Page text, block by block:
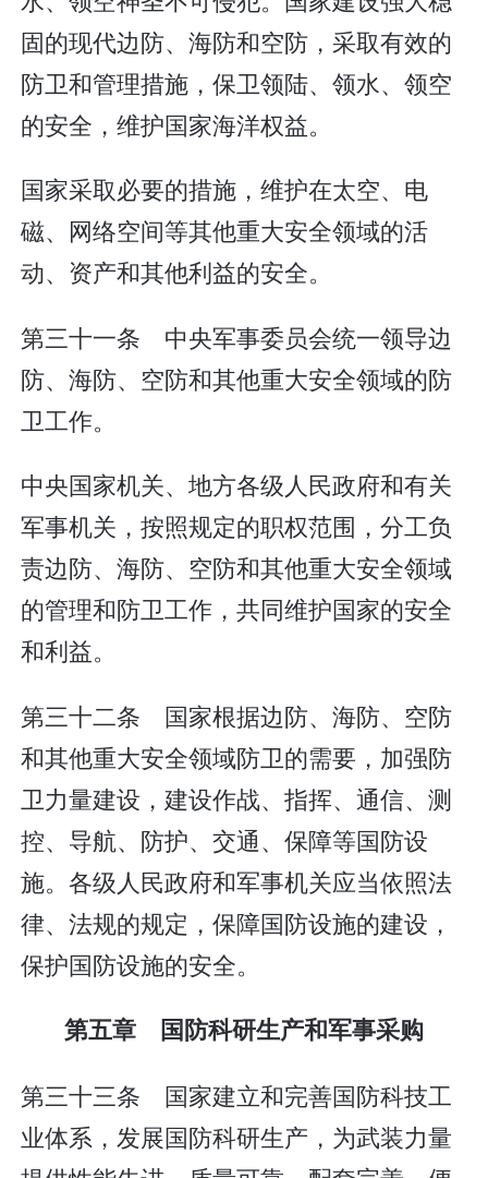
固的现代边防、海防和空防，采取有效的
防卫和管理措施，保卫领陆、领水、领空
的安全，维护国家海洋权益。
国家采取必要的措施，维护在太空、电
磁、网络空间等其他重大安全领域的活
动、资产和其他利益的安全。
第三十一条 中央军事委员会统一领导边
防、海防、空防和其他重大安全领域的防
卫工作。
中央国家机关、地方各级人民政府和有关
军事机关，按照规定的职权范围，分工负
责边防、海防、空防和其他重大安全领域
的管理和防卫工作，共同维护国家的安全
和利益。
第三十二条 国家根据边防、海防、空防
和其他重大安全领域防卫的需要，加强防
卫力量建设，建设作战、指挥、通信、测
控、导航、防护、交通、保障等国防设
施。各级人民政府和军事机关应当依照法
律、法规的规定，保障国防设施的建设，
保护国防设施的安全。
第五章 国防科研生产和军事采购
第三十三条 国家建立和完善国防科技工
业体系，发展国防科研生产，为武装力量